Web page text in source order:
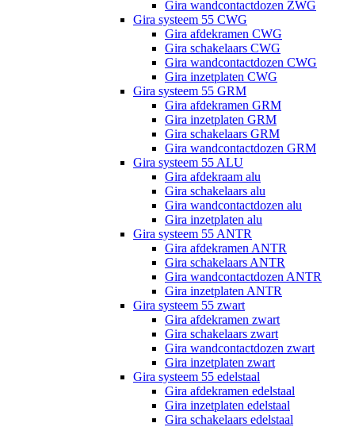
Gira wandcontactdozen ZWG
Gira systeem 55 CWG
Gira afdekramen CWG
Gira schakelaars CWG
Gira wandcontactdozen CWG
Gira inzetplaten CWG
Gira systeem 55 GRM
Gira afdekramen GRM
Gira inzetplaten GRM
Gira schakelaars GRM
Gira wandcontactdozen GRM
Gira systeem 55 ALU
Gira afdekraam alu
Gira schakelaars alu
Gira wandcontactdozen alu
Gira inzetplaten alu
Gira systeem 55 ANTR
Gira afdekramen ANTR
Gira schakelaars ANTR
Gira wandcontactdozen ANTR
Gira inzetplaten ANTR
Gira systeem 55 zwart
Gira afdekramen zwart
Gira schakelaars zwart
Gira wandcontactdozen zwart
Gira inzetplaten zwart
Gira systeem 55 edelstaal
Gira afdekramen edelstaal
Gira inzetplaten edelstaal
Gira schakelaars edelstaal